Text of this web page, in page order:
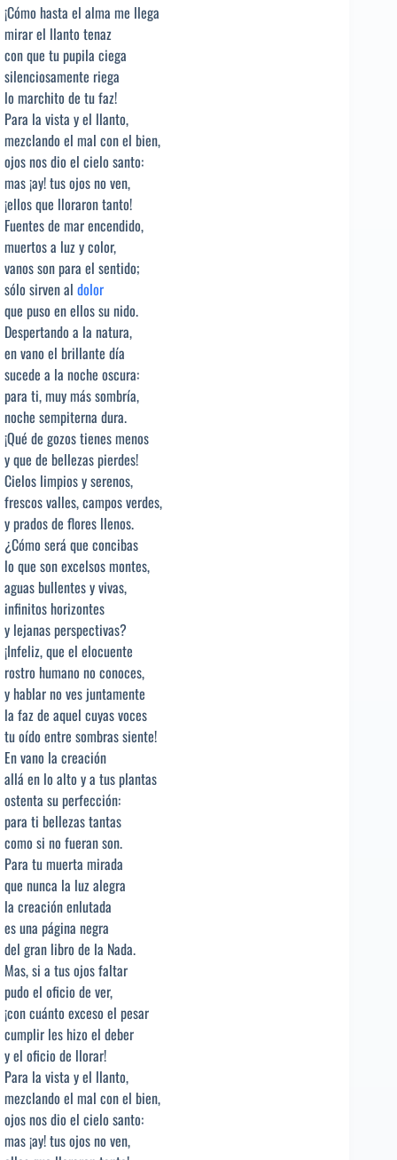
¡Cómo hasta el alma me llega
mirar el llanto tenaz
con que tu pupila ciega
silenciosamente riega
lo marchito de tu faz!
Para la vista y el llanto,
mezclando el mal con el bien,
ojos nos dio el cielo santo:
mas ¡ay! tus ojos no ven,
¡ellos que lloraron tanto!
Fuentes de mar encendido,
muertos a luz y color,
vanos son para el sentido;
sólo sirven al dolor
que puso en ellos su nido.
Despertando a la natura,
en vano el brillante día
sucede a la noche oscura:
para ti, muy más sombría,
noche sempiterna dura.
¡Qué de gozos tienes menos
y que de bellezas pierdes!
Cielos limpios y serenos,
frescos valles, campos verdes,
y prados de flores llenos.
¿Cómo será que concibas
lo que son excelsos montes,
aguas bullentes y vivas,
infinitos horizontes
y lejanas perspectivas?
¡Infeliz, que el elocuente
rostro humano no conoces,
y hablar no ves juntamente
la faz de aquel cuyas voces
tu oído entre sombras siente!
En vano la creación
allá en lo alto y a tus plantas
ostenta su perfección:
para ti bellezas tantas
como si no fueran son.
Para tu muerta mirada
que nunca la luz alegra
la creación enlutada
es una página negra
del gran libro de la Nada.
Mas, si a tus ojos faltar
pudo el oficio de ver,
¡con cuánto exceso el pesar
cumplir les hizo el deber
y el oficio de llorar!
Para la vista y el llanto,
mezclando el mal con el bien,
ojos nos dio el cielo santo:
mas ¡ay! tus ojos no ven,